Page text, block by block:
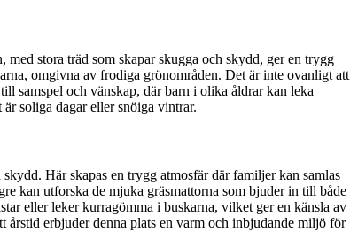
stora träd som skapar skugga och skydd, ger en trygg
omgivna av frodiga grönområden. Det är inte ovanligt att
samspel och vänskap, där barn i olika åldrar kan leka
soliga dagar eller snöiga vintrar.
Här skapas en trygg atmosfär där familjer kan samlas
kan utforska de mjuka gräsmattorna som bjuder in till både
eller leker kurragömma i buskarna, vilket ger en känsla av
årstid erbjuder denna plats en varm och inbjudande miljö för